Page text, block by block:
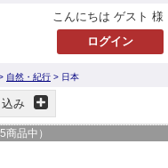
こんにちは ゲスト 様
自然・紀行 > 日本
み
商品中）